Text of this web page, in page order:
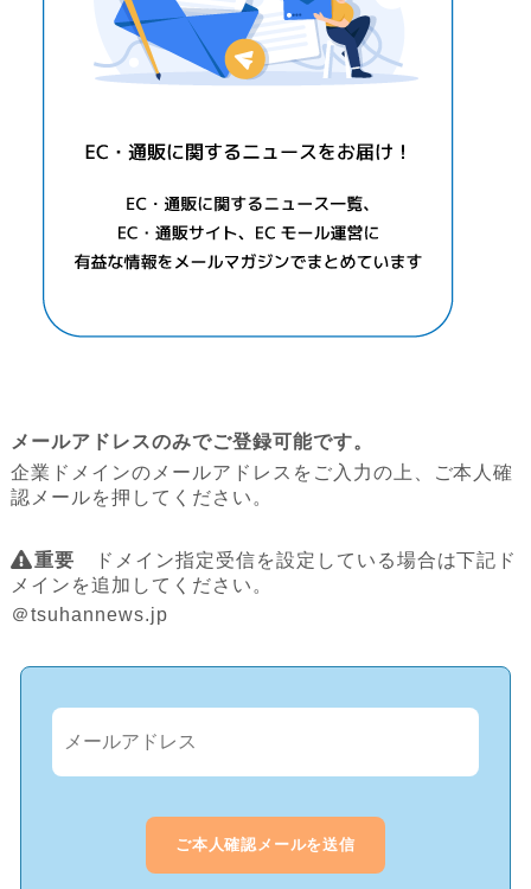
メールアドレスのみでご登録可能です。
企業ドメインのメールアドレスをご入力の上、ご本人確
認メールを押してください。
重要 ドメイン指定受信を設定している場合は下記ド
メインを追加してください。
＠tsuhannews.jp